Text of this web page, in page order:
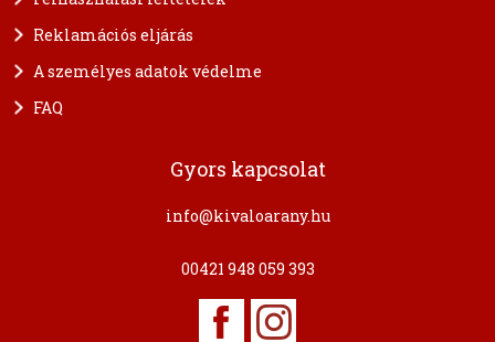
Reklamációs eljárás
A személyes adatok védelme
FAQ
Gyors kapcsolat
info@kivaloarany.hu
00421 948 059 393